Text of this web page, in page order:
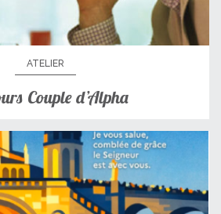
ATELIER
Couple d’Alpha